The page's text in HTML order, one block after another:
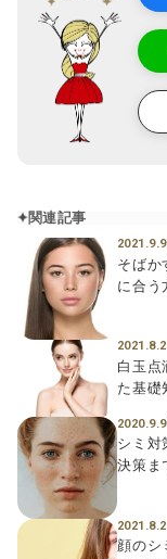
関連記事
顔のシ
2020.9.9
シミ対
決策ま
白玉点
た基礎
2021.9.9
そばか
に合う